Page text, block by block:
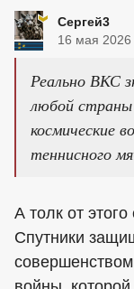
Сергей3
16 мая 2026
Реально ВКС
любой
космические
теннисного
А толк от
Спутники